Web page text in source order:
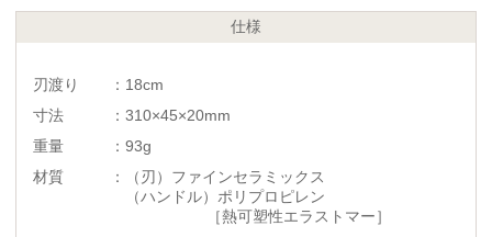
仕様
刃渡り ：18cm
寸法 ：310×45×20mm
重量 ：93g
材質 ：（刃）ファインセラミックス
（ハンドル）ポリプロピレン
［熱可塑性エラストマー］